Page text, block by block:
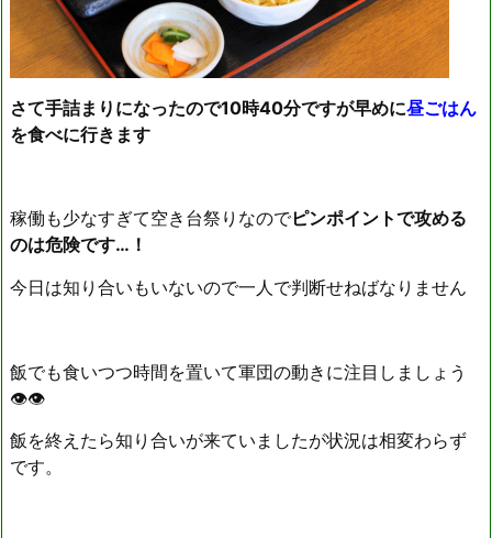
さて手詰まりになったので10時40分ですが早めに昼ごはん
を食べに行きます
稼働も少なすぎて空き台祭りなのでピンポイントで攻める
のは危険です…！
今日は知り合いもいないので一人で判断せねばなりません
飯でも食いつつ時間を置いて軍団の動きに注目しましょう
👁👁
飯を終えたら知り合いが来ていましたが状況は相変わらず
です。